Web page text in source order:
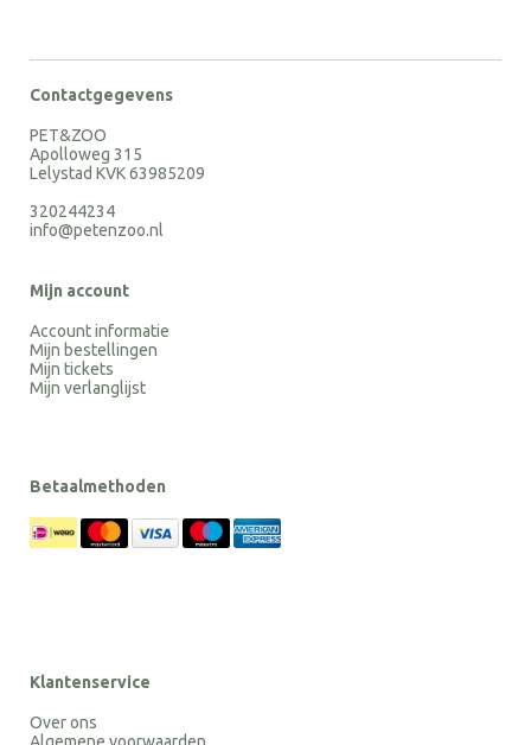
Contactgegevens
PET&ZOO
Apolloweg 315
Lelystad KVK 63985209
320244234
info@petenzoo.nl
Mijn account
Account informatie
Mijn bestellingen
Mijn tickets
Mijn verlanglijst
Betaalmethoden
Klantenservice
Over ons